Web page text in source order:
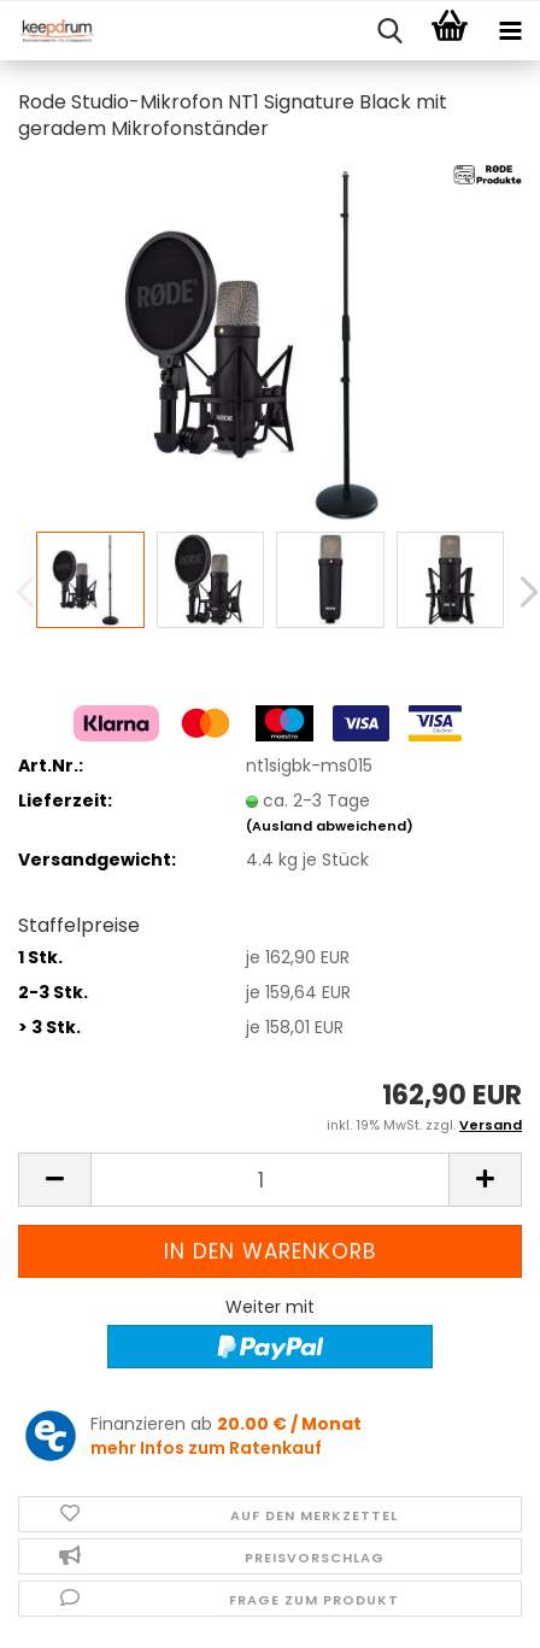
Rode Studio-Mikrofon NT1 Signature Black mit
geradem Mikrofonständer
Art.Nr.:
nt1sigbk-ms015
Lieferzeit:
ca. 2-3 Tage
(Ausland abweichend)
Versandgewicht: 4.4 kg je Stück
Staffelpreise
1 Stk.
je 162,90 EUR
2-3 Stk.
je 159,64 EUR
> 3 Stk.
je 158,01 EUR
162,90 EUR
inkl. 19% MwSt. zzgl.Versand
Weiter mit
Finanzieren ab 20.00 € / Monat
mehr Infos zum Ratenkauf
AUF DEN MERKZETTEL
PREISVORSCHLAG
FRAGE ZUM PRODUKT